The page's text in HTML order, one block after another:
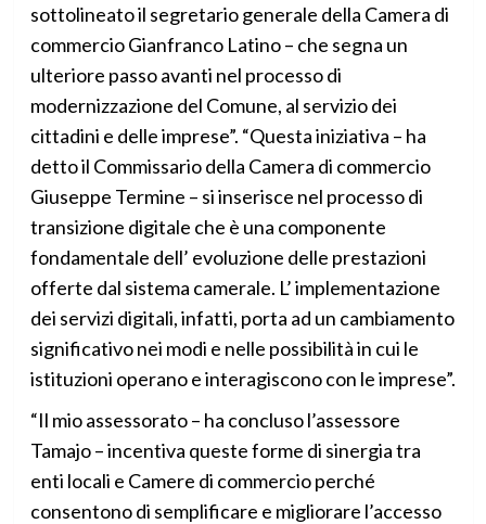
sottolineato il segretario generale della Camera di
commercio Gianfranco Latino – che segna un
ulteriore passo avanti nel processo di
modernizzazione del Comune, al servizio dei
cittadini e delle imprese”. “Questa iniziativa – ha
detto il Commissario della Camera di commercio
Giuseppe Termine – si inserisce nel processo di
transizione digitale che è una componente
fondamentale dell’ evoluzione delle prestazioni
offerte dal sistema camerale. L’ implementazione
dei servizi digitali, infatti, porta ad un cambiamento
significativo nei modi e nelle possibilità in cui le
istituzioni operano e interagiscono con le imprese”.
“Il mio assessorato – ha concluso l’assessore
Tamajo – incentiva queste forme di sinergia tra
enti locali e Camere di commercio perché
consentono di semplificare e migliorare l’accesso